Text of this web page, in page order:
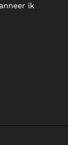
ik